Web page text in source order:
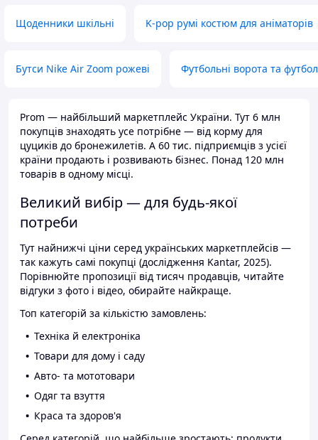
Щоденники шкільні K-pop румі костюм для аніматорів
Бутси Nike Air Zoom рожеві Футбольні ворота та
Prom — найбільший маркетплейс України. Тут 6 млн
покупців знаходять усе потрібне — від корму для
цуциків до бронежилетів. А 60 тис. підприємців з усієї
країни продають і розвивають бізнес. Понад 120 млн
товарів в одному місці.
Великий вибір — для будь-якої
потреби
Тут найнижчі ціни серед українських маркетплейсів —
так кажуть самі покупці (дослідження Kantar, 2025).
Порівнюйте пропозиції від тисяч продавців, читайте
відгуки з фото і відео, обирайте найкраще.
Топ категорій за кількістю замовлень:
Техніка й електроніка
Товари для дому і саду
Авто- та мототовари
Одяг та взуття
Краса та здоров'я